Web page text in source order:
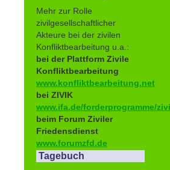
Mehr zur Rolle
zivilgesellschaftlicher
Akteure bei der zivilen
Konfliktbearbeitung u.a.:
bei der Plattform Zivile
Konfliktbearbeitung
www.konfliktbearbeitung.net
bei ZIVIK
www.ifa.de/forderprogramme/
beim Forum Ziviler
Friedensdienst
www.forumzfd.de
Tagebuch